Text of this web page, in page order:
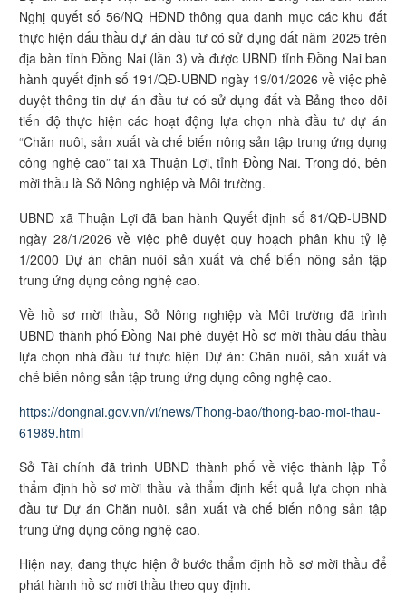
Nghị quyết số 56/NQ HĐND thông qua danh mục các khu đất
thực hiện đấu thầu dự án đầu tư có sử dụng đất năm 2025 trên
địa bàn tỉnh Đồng Nai (lần 3) và được UBND tỉnh Đồng Nai ban
hành quyết định số 191/QĐ-UBND ngày 19/01/2026 về việc phê
duyệt thông tin dự án đầu tư có sử dụng đất và Bảng theo dõi
tiến độ thực hiện các hoạt động lựa chọn nhà đầu tư dự án
“Chăn nuôi, sản xuất và chế biến nông sản tập trung ứng dụng
công nghệ cao” tại xã Thuận Lợi, tỉnh Đồng Nai. Trong đó, bên
mời thầu là Sở Nông nghiệp và Môi trường.
UBND xã Thuận Lợi đã ban hành Quyết định số 81/QĐ-UBND
ngày 28/1/2026 về việc phê duyệt quy hoạch phân khu tỷ lệ
1/2000 Dự án chăn nuôi sản xuất và chế biến nông sản tập
trung ứng dụng công nghệ cao.
Về hồ sơ mời thầu, Sở Nông nghiệp và Môi trường đã trình
UBND thành phố Đồng Nai phê duyệt Hồ sơ mời thầu đấu thầu
lựa chọn nhà đầu tư thực hiện Dự án: Chăn nuôi, sản xuất và
chế biến nông sản tập trung ứng dụng công nghệ cao.
https://dongnai.gov.vn/vi/news/Thong-bao/thong-bao-moi-thau-
61989.html
Sở Tài chính đã trình UBND thành phố về việc thành lập Tổ
thẩm định hồ sơ mời thầu và thẩm định kết quả lựa chọn nhà
đầu tư Dự án Chăn nuôi, sản xuất và chế biến nông sản tập
trung ứng dụng công nghệ cao.
Hiện nay, đang thực hiện ở bước thẩm định hồ sơ mời thầu để
phát hành hồ sơ mời thầu theo quy định.